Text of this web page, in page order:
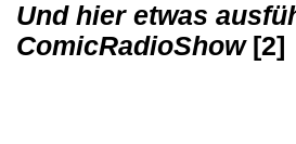
Und hier etwas
ComicRadioShow[2]